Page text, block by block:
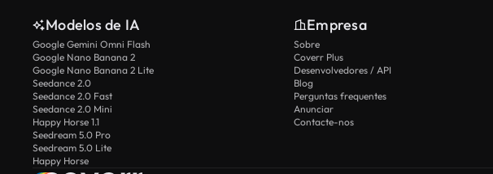
Modelos de IA
Google Gemini Omni Flash
Google Nano Banana 2
Google Nano Banana 2 Lite
Seedance 2.0
Seedance 2.0 Fast
Seedance 2.0 Mini
Happy Horse 1.1
Seedream 5.0 Pro
Seedream 5.0 Lite
Happy Horse
Empresa
Sobre
Coverr Plus
Desenvolvedores / API
Blog
Perguntas frequentes
Anunciar
Contacte-nos